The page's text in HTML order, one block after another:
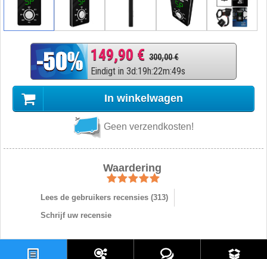
149,90 € 300,00 €
Eindigt in 3d:19h:22m:48s
In winkelwagen
Geen verzendkosten!
Waardering
Lees de gebruikers recensies (313)
Schrijf uw recensie